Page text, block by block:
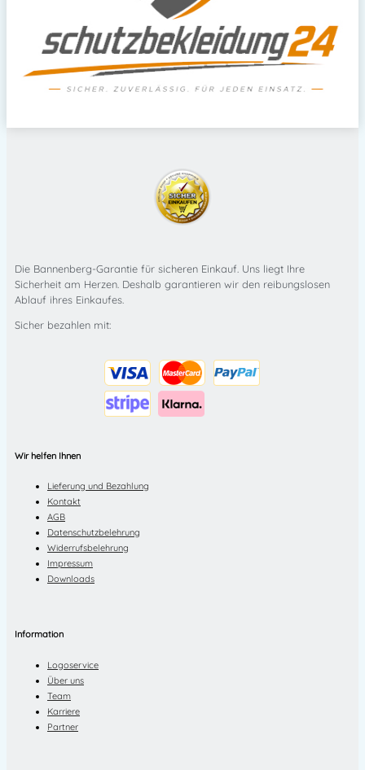
Die Bannenberg-Garantie für sicheren Einkauf. Uns liegt Ihre
Sicherheit am Herzen. Deshalb garantieren wir den reibungslosen
Ablauf ihres Einkaufes.
Sicher bezahlen mit:
Wir helfen Ihnen
Lieferung und Bezahlung
Kontakt
AGB
Datenschutzbelehrung
Widerrufsbelehrung
Impressum
Downloads
Information
Logoservice
Über uns
Team
Karriere
Partner